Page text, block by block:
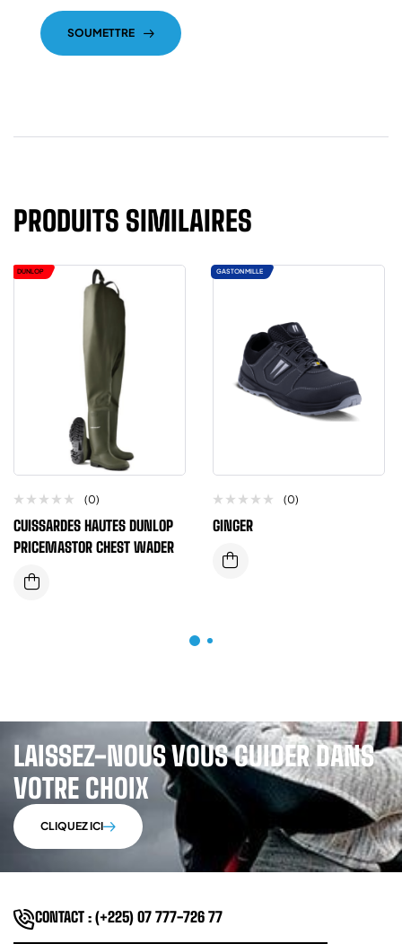
SOUMETTRE
PRODUITS SIMILAIRES
DUNLOP
(0)
CUISSARDES HAUTES DUNLOP
PRICEMASTOR CHEST WADER
GASTON MILLE
(0)
GINGER
LAISSEZ-NOUS VOUS GUIDER DANS
VOTRE CHOIX
CLIQUEZ ICI
CONTACT : (+225) 07 777-726 77